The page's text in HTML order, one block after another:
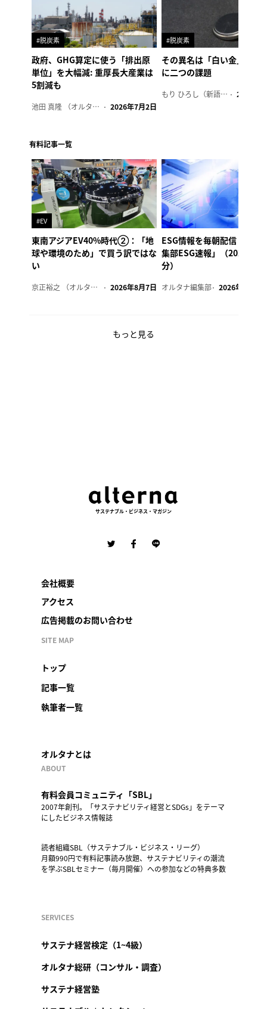
#脱炭素
政府、GHG算定に使う「排出原
単位」を大幅減: 重厚長大産業は
5割減も
池田 真隆 （オルタナ輪番編集長） 2026年7月2日
#脱炭素
その異名は「白い金」、リ
に二つの課題
もり ひろし（新語ウォッチャー） 2023年7
有料記事一覧
#EV
東南アジアEV40%時代②：「地
球や環境のため」で買う訳ではな
い
京正裕之 （オルタナ副編集長） 2026年8月7日
ESG情報を毎朝配信「オル
集部ESG速報」（2026年8
分）
オルタナ編集部 2026年8月7日
もっと見る
サステナブル・ビジネス・マガジン
会社概要
アクセス
広告掲載のお問い合わせ
SITE MAP
トップ
記事一覧
執筆者一覧
オルタナとは
ABOUT
有料会員コミュニティ「SBL」
2007年創刊。「サステナビリティ経営とSDGs」をテーマ
にしたビジネス情報誌
読者組織SBL（サステナブル・ビジネス・リーグ）
月額990円で有料記事読み放題、サステナビリティの潮流
を学ぶSBLセミナー（毎月開催）への参加などの特典多数
SERVICES
サステナ経営検定（1~4級）
オルタナ総研（コンサル・調査）
サステナ経営塾